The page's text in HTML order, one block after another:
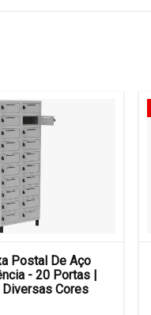
Postal De Aço
- 20 Portas |
Diversas Cores